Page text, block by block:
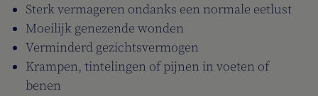
Sterk vermageren ondanks een normale eetlust
Moeilijk genezende wonden
Verminderd gezichtsvermogen
Krampen, tintelingen of pijnen in voeten of
benen